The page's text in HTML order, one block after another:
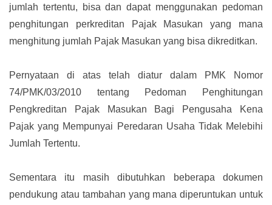
jumlah tertentu, bisa dan dapat menggunakan pedoman
penghitungan perkreditan Pajak Masukan yang mana
menghitung jumlah Pajak Masukan yang bisa dikreditkan.
Pernyataan di atas telah diatur dalam PMK Nomor
74/PMK/03/2010 tentang Pedoman Penghitungan
Pengkreditan Pajak Masukan Bagi Pengusaha Kena
Pajak yang Mempunyai Peredaran Usaha Tidak Melebihi
Jumlah Tertentu.
Sementara itu masih dibutuhkan beberapa dokumen
pendukung atau tambahan yang mana diperuntukan untuk